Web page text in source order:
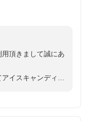
頂きまして誠にあ
イスキャンディー